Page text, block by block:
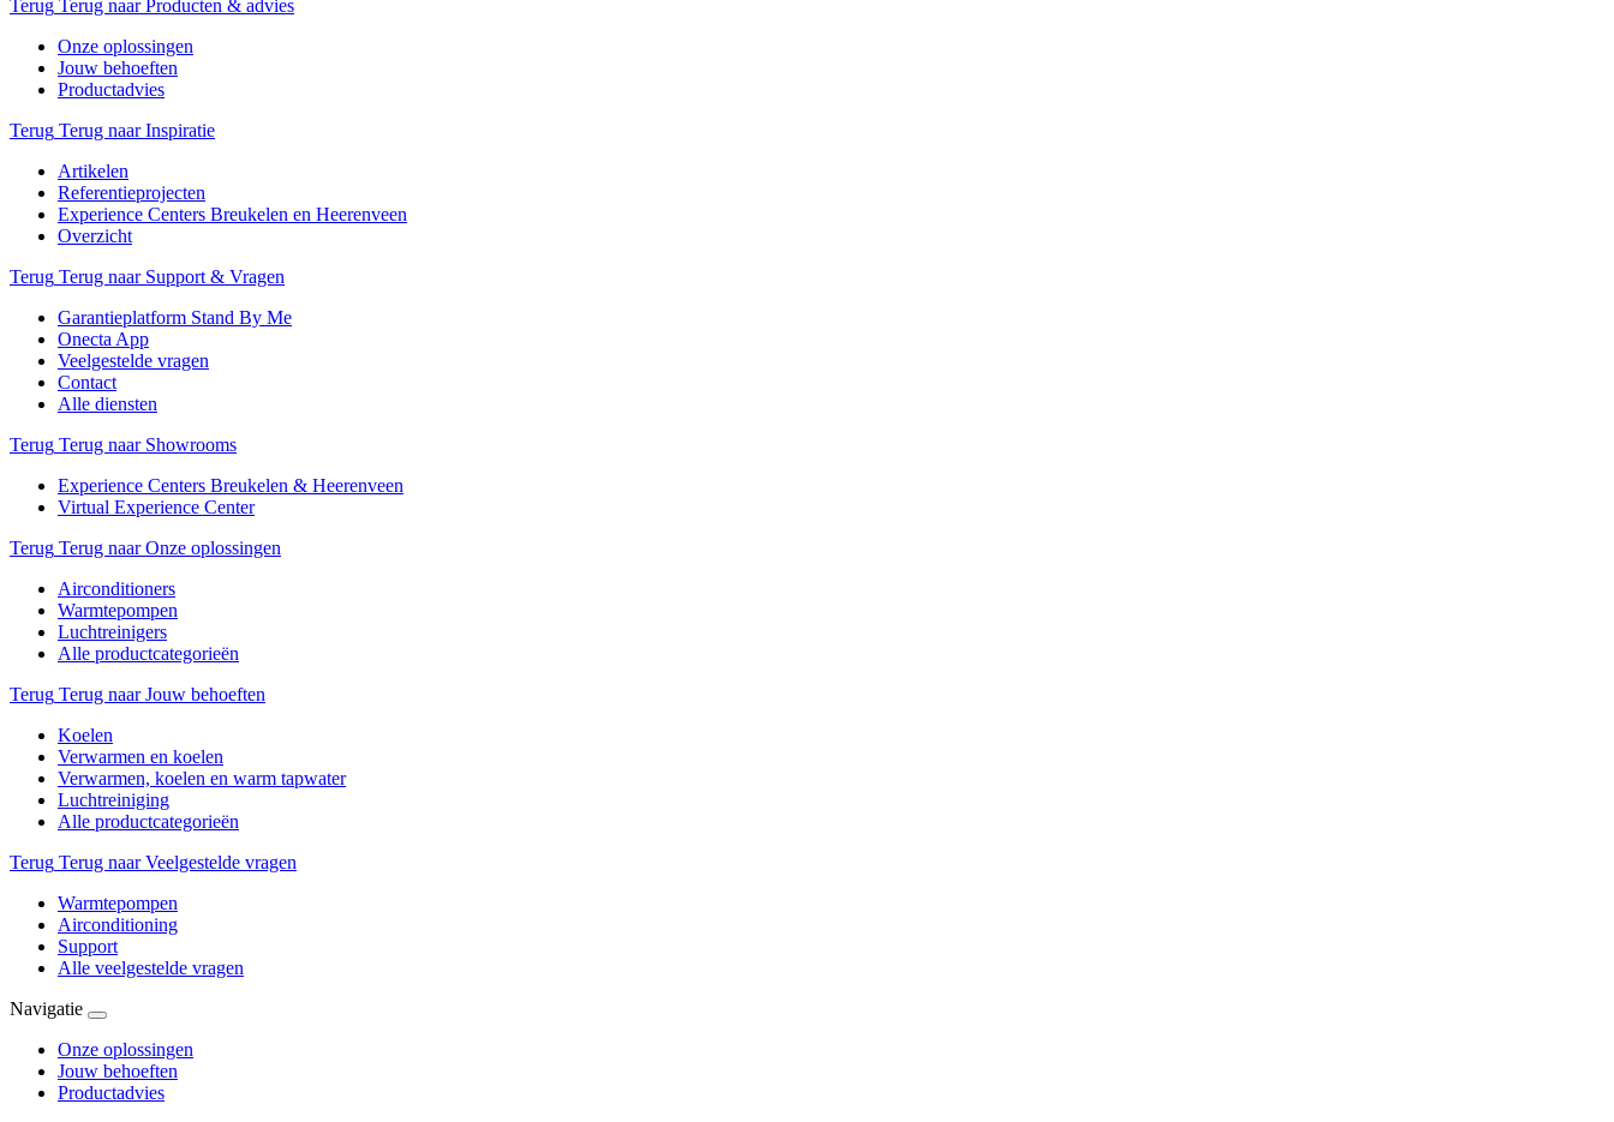
Terug Terug naar Producten & advies
Onze oplossingen
Jouw behoeften
Productadvies
Terug Terug naar Inspiratie
Artikelen
Referentieprojecten
Experience Centers Breukelen en Heerenveen
Overzicht
Terug Terug naar Support & Vragen
Garantieplatform Stand By Me
Onecta App
Veelgestelde vragen
Contact
Alle diensten
Terug Terug naar Showrooms
Experience Centers Breukelen & Heerenveen
Virtual Experience Center
Terug Terug naar Onze oplossingen
Airconditioners
Warmtepompen
Luchtreinigers
Alle productcategorieën
Terug Terug naar Jouw behoeften
Koelen
Verwarmen en koelen
Verwarmen, koelen en warm tapwater
Luchtreiniging
Alle productcategorieën
Terug Terug naar Veelgestelde vragen
Warmtepompen
Airconditioning
Support
Alle veelgestelde vragen
Navigatie
Onze oplossingen
Jouw behoeften
Productadvies